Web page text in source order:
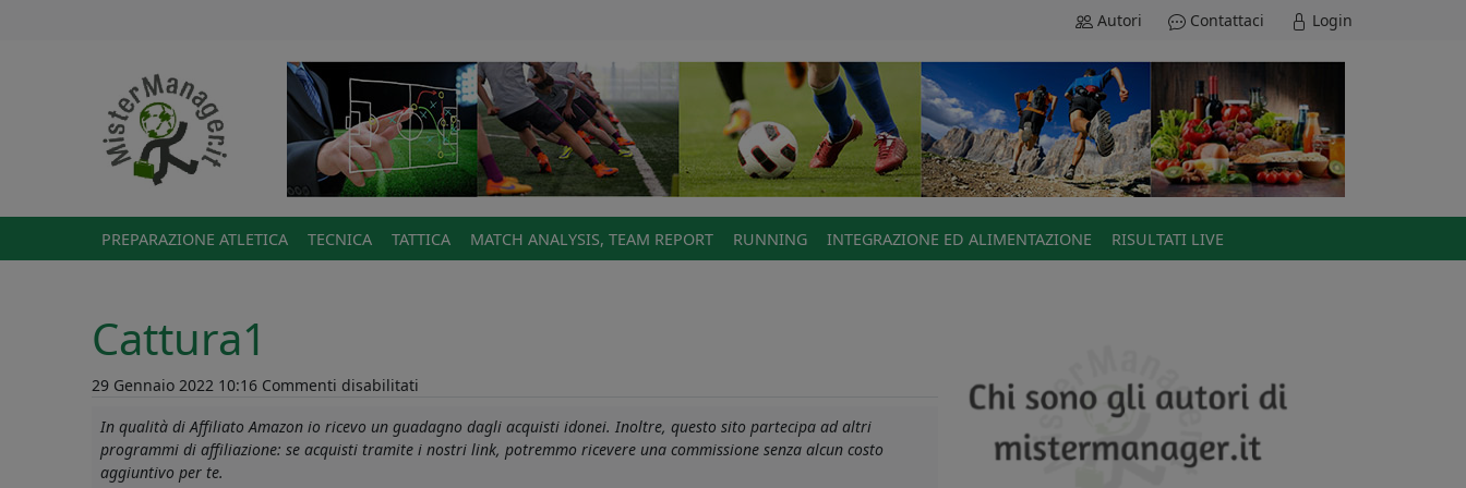
Autori Contattaci Login
PREPARAZIONE ATLETICA TECNICA TATTICA MATCH ANALYSIS, TEAM REPORT RUNNING INTEGRAZIONE ED ALIMENTAZIONE RISULTATI LIVE
Cattura1
29 Gennaio 2022 10:16 Commenti disabilitati
In qualità di Affiliato Amazon io ricevo un guadagno dagli acquisti idonei. Inoltre, questo sito partecipa ad altri
programmi di affiliazione: se acquisti tramite i nostri link, potremmo ricevere una commissione senza alcun costo
aggiuntivo per te.